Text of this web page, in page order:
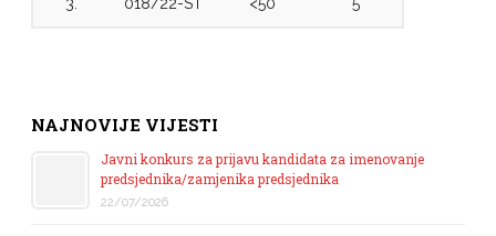
NAJNOVIJE VIJESTI
Javni konkurs za prijavu kandidata za imenovanje
predsjednika/zamjenika predsjednika
22/07/2026